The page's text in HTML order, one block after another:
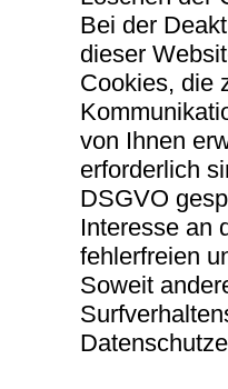
Bei der
dieser
Cookies, die
von Ihnen
erforderlich
DSGVO
Interesse an
fehlerfreien
Soweit